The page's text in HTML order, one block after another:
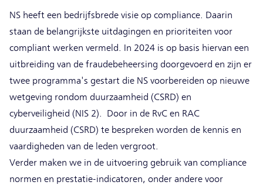
NS heeft een bedrijfsbrede visie op compliance. Daarin
staan de belangrijkste uitdagingen en prioriteiten voor
compliant werken vermeld. In 2024 is op basis hiervan een
uitbreiding van de fraudebeheersing doorgevoerd en zijn er
twee programma's gestart die NS voorbereiden op nieuwe
wetgeving rondom duurzaamheid (CSRD) en
cyberveiligheid (NIS 2). Door in de RvC en RAC
duurzaamheid (CSRD) te bespreken worden de kennis en
vaardigheden van de leden vergroot.
Verder maken we in de uitvoering gebruik van compliance
normen en prestatie-indicatoren, onder andere voor